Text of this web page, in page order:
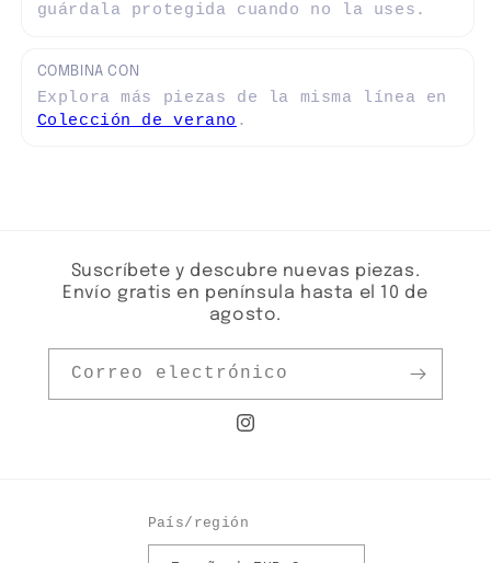
guárdala protegida cuando no la uses.
COMBINA CON
Explora más piezas de la misma línea en
Colección de verano .
Suscríbete y descubre nuevas piezas.
Envío gratis en península hasta el 10 de
agosto.
Correo electrónico
Instagram
País/región